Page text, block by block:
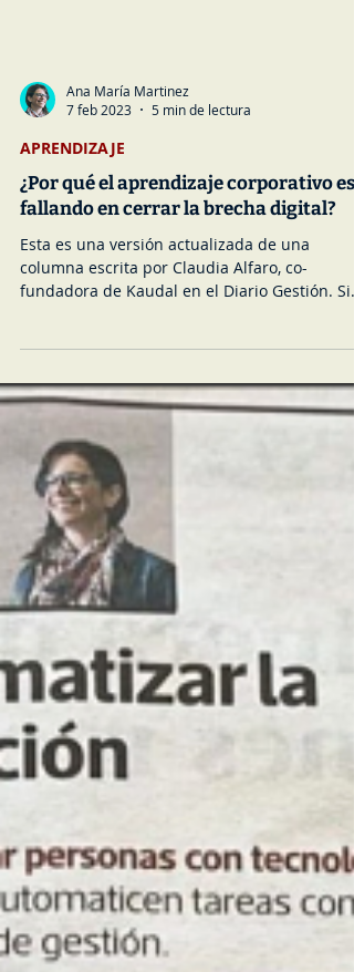
poco se ha hablado de la Inteligencia
Aumentada que...
Ana María Martinez
7 feb 2023
5 min de lectura
APRENDIZAJE
Esta es una versión actualizada de una
columna escrita por Claudia Alfaro, co-
fundadora de Kaudal en el Diario Gestión. Si
estás...